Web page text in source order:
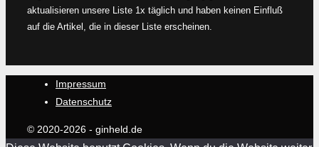
aktualisieren unsere Liste 1x täglich und haben keinen Einfluß
auf die Artikel, die in dieser Liste erscheinen.
Impressum
Datenschutz
© 2020-2026 - ginheld.de